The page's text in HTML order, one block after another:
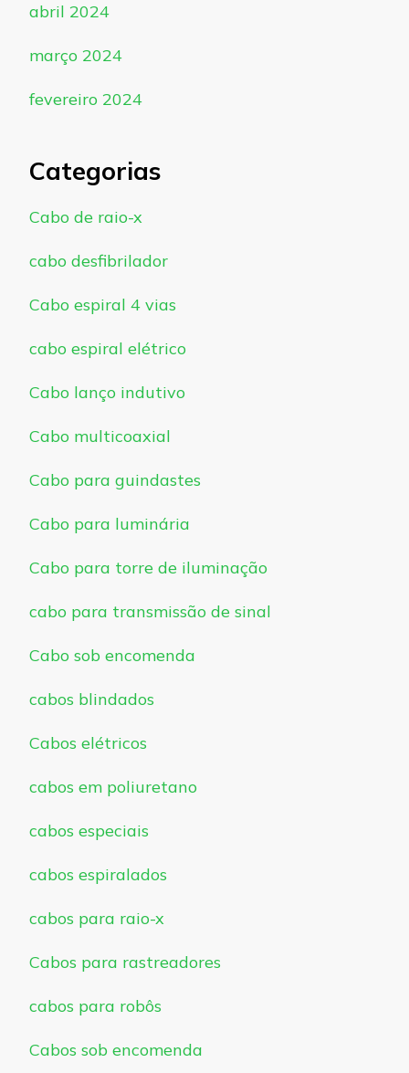
abril 2024
março 2024
fevereiro 2024
Categorias
Cabo de raio-x
cabo desfibrilador
Cabo espiral 4 vias
cabo espiral elétrico
Cabo lanço indutivo
Cabo multicoaxial
Cabo para guindastes
Cabo para luminária
Cabo para torre de iluminação
cabo para transmissão de sinal
Cabo sob encomenda
cabos blindados
Cabos elétricos
cabos em poliuretano
cabos especiais
cabos espiralados
cabos para raio-x
Cabos para rastreadores
cabos para robôs
Cabos sob encomenda